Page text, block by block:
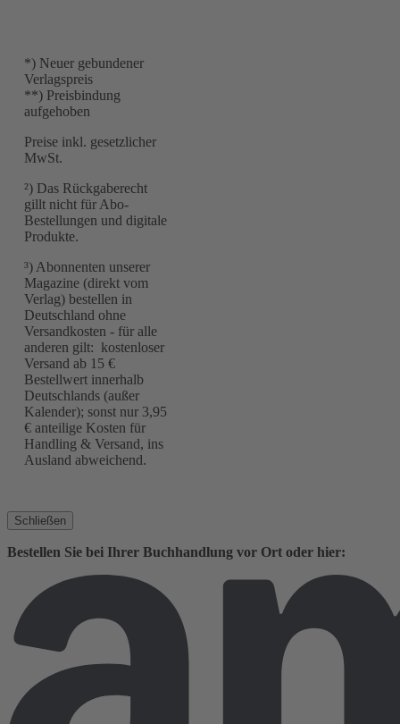
*) Neuer gebundener
Verlagspreis
**) Preisbindung
aufgehoben
Preise inkl. gesetzlicher
MwSt.
²) Das Rückgaberecht
gillt nicht für Abo-
Bestellungen und digitale
Produkte.
³) Abonnenten unserer
Magazine (direkt vom
Verlag) bestellen in
Deutschland ohne
Versandkosten - für alle
anderen gilt: kostenloser
Versand ab 15 €
Bestellwert innerhalb
Deutschlands (außer
Kalender); sonst nur 3,95
€ anteilige Kosten für
Handling & Versand, ins
Ausland abweichend.
Schließen
Bestellen Sie bei Ihrer Buchhandlung vor Ort oder hier: